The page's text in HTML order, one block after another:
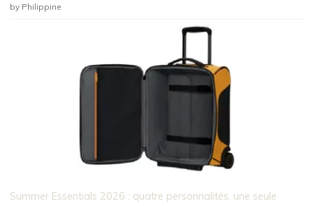
by Philippine
Summer Essentials 2026 : quatre personnalités, une seule